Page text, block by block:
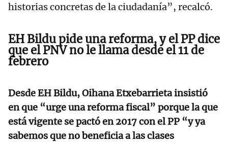
historias concretas de la ciudadanía”, recalcó.
EH Bildu pide una reforma, y el PP dice
que el PNV no le llama desde el 11 de
febrero
Desde EH Bildu, Oihana Etxebarrieta insistió
en que “urge una reforma fiscal” porque la que
está vigente se pactó en 2017 con el PP “y ya
sabemos que no beneficia a las clases